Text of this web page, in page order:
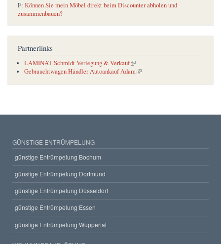
F: Können Sie mein Möbel direkt beim Discounter abholen und
zusammenbauen?
Partnerlinks
LAMINAT Schmidt Verlegung & Verkauf
(link is external)
Gebrauchtwagen Händler Autoankauf Adam
(link is external)
GÜNSTIGE ENTRÜMPELUNG
günstige Entrümpelung Bochum
günstige Entrümpelung Dortmund
günstige Entrümpelung Düsseldorf
günstige Entrümpelung Essen
günstige Entrümpelung Wuppertal